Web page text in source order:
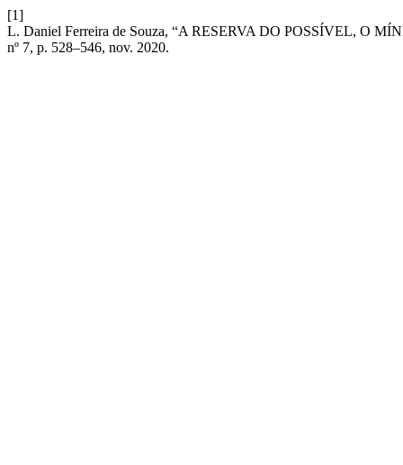
[1]
L. Daniel Ferreira de Souza, “A RESERVA DO POSSÍVEL, O
nº 7, p. 528–546, nov. 2020.